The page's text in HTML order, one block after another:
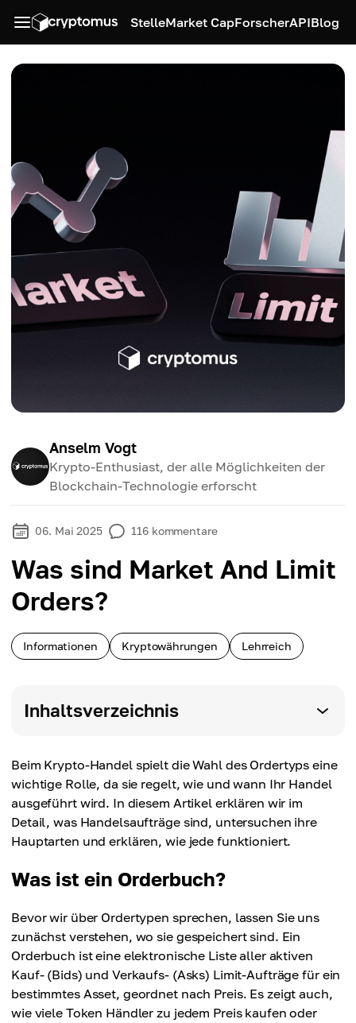
StelleMarket CapForscherAPIBlog
Anselm Vogt
Krypto-Enthusiast, der alle Möglichkeiten der
Blockchain-Technologie erforscht
06. Mai 2025 116 kommentare
Was sind Market And Limit
Orders?
Informationen Kryptowährungen Lehrreich
Inhaltsverzeichnis
Beim Krypto-Handel spielt die Wahl des Ordertyps eine
wichtige Rolle, da sie regelt, wie und wann Ihr Handel
ausgeführt wird. In diesem Artikel erklären wir im
Detail, was Handelsaufträge sind, untersuchen ihre
Hauptarten und erklären, wie jede funktioniert.
Was ist ein Orderbuch?
Bevor wir über Ordertypen sprechen, lassen Sie uns
zunächst verstehen, wo sie gespeichert sind. Ein
Orderbuch ist eine elektronische Liste aller aktiven
Kauf- (Bids) und Verkaufs- (Asks) Limit-Aufträge für ein
bestimmtes Asset, geordnet nach Preis. Es zeigt auch,
wie viele Token Händler zu jedem Preis kaufen oder